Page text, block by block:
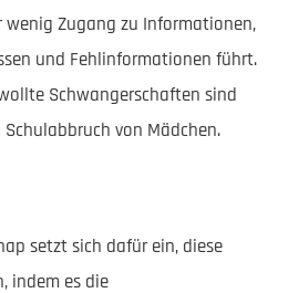
Zugang zu Informationen,
und Fehlinformationen führt.
Schwangerschaften sind
von Mädchen.
setzt sich dafür ein, diese
indem es die